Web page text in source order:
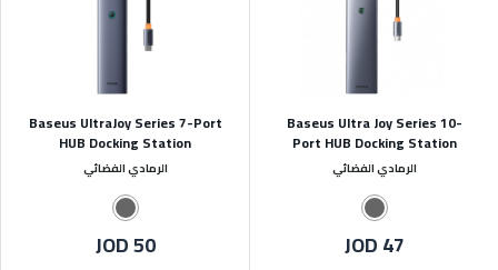
الرمادي الفضائي
Baseus Ultra Joy Series 10-
Port HUB Docking Station
JOD 47
الرمادي الفضائي
Baseus UltraJoy Series 7-Port
HUB Docking Station
JOD 50